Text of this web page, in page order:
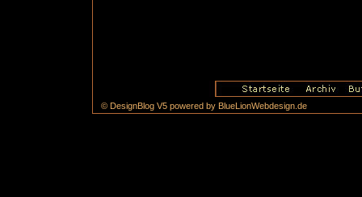
© DesignBlog V5 powered by BlueLionWebdesign.de